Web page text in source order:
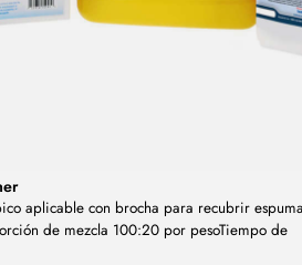
aplicable con brocha para recubrir
de mezcla 100:20 por pesoTiempo de